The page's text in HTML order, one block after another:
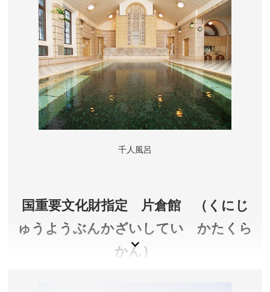
千人風呂
国重要文化財指定 片倉館 （くにじ
ゅうようぶんかざいしてい かたくら
かん）
昭和３年設立で、当時の片倉財閥当主が欧州視察で